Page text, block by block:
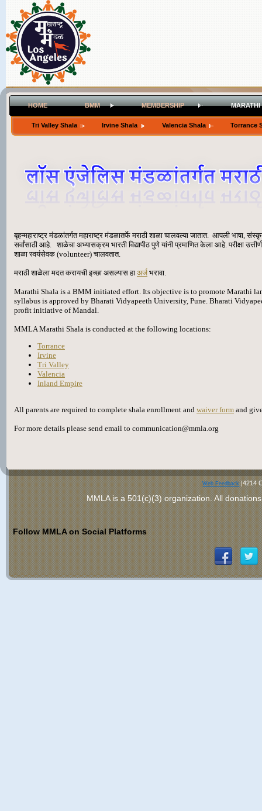
HOME BMM MEMBERSHIP
Tri Valley Shala Irvine Shala Valencia Shala Torrance
बृहन्महाराष्ट्र मंडळांतर्गत महाराष्ट्र मंडळातर्फे मराठी शाळा चालवल्या जातात. आपली भाषा,
सर्वांसाठी आहे. शाळेचा अभ्यासक्रम भारती विद्यापीठ पुणे यांनी प्रमाणित केला आहे. परीक्षा
शाळा स्वयंसेवक (volunteer) चालवतात.
मराठी शाळेला मदत करायची इच्छा असल्यास हा अर्जभरावा.
Marathi Shala is a BMM initiated effort. Its objective is to promote Marathi
syllabus is approved by Bharati Vidyapeeth University, Pune. Bharati
profit initiative of Mandal.
MMLA Marathi Shala is conducted at the following locations:
Torrance
Irvine
Tri Valley
Valencia
Inland Empire
All parents are required to complete shala enrollment and waiver form and
For more details please send email to communication@mmla.org
Web Feedback|4214
MMLA is a 501(c)(3) organization. All
Follow MMLA on Social Platforms